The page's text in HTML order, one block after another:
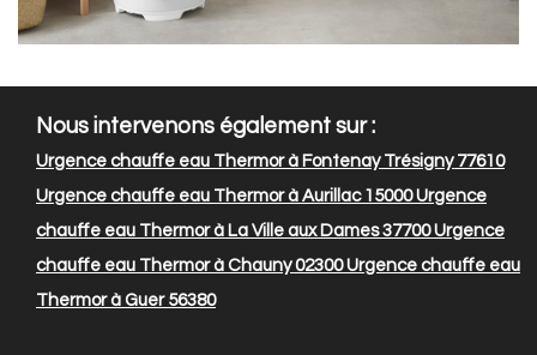
Nous intervenons également sur :
Urgence chauffe eau Thermor à Fontenay Trésigny 77610
Urgence chauffe eau Thermor à Aurillac 15000Urgence
chauffe eau Thermor à La Ville aux Dames 37700Urgence
chauffe eau Thermor à Chauny 02300Urgence chauffe eau
Thermor à Guer 56380